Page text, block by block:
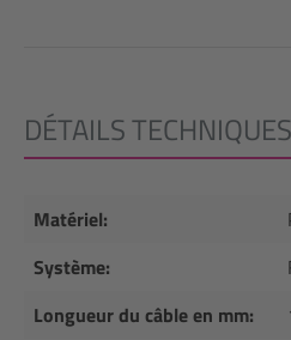
DÉTAILS TECHNIQUES
Matériel:
Système:
Longueur du câble en mm: